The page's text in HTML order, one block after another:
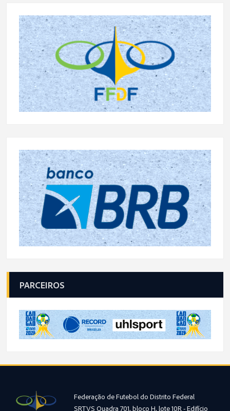
PARCEIROS
Federação de Futebol do Distrito Federal
SRTVS Quadra 701, bloco H, lote 10R - Edifício